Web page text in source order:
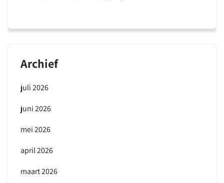
Archief
juli 2026
juni 2026
mei 2026
april 2026
maart 2026